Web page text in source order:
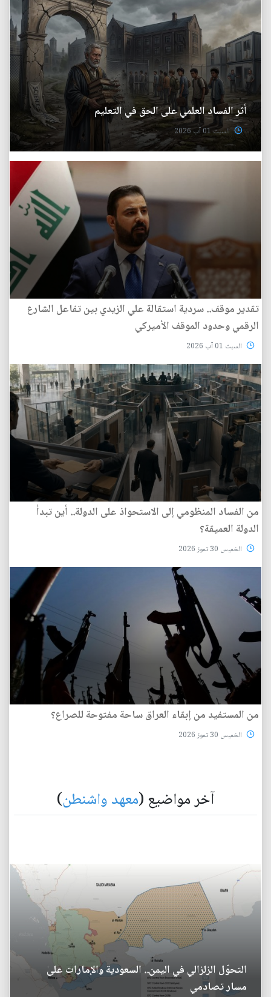
أثر الفساد العلمي على الحق في التعليم
السبت 01 آب 2026
تقدير موقف.. سردية استقالة علي الزيدي بين تفاعل الشارع
الرقمي وحدود الموقف الأميركي
السبت 01 آب 2026
من الفساد المنظومي إلى الاستحواذ على الدولة.. أين تبدأ
الدولة العميقة؟
الخميس 30 تموز 2026
من المستفيد من إبقاء العراق ساحة مفتوحة للصراع؟
الخميس 30 تموز 2026
آخر مواضيع (معهد واشنطن)
التحوّل الزلزالي في اليمن.. السعودية والإمارات على
مسار تصادمي